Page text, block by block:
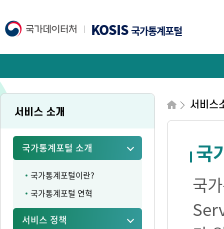
KOSIS국가통계포털
서비스 소개
국가통계포털 소개
국가통계포털이란?
국가통계포털 연혁
서비스 정책
서비스
국
국